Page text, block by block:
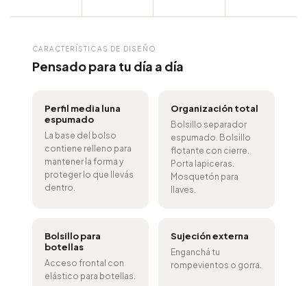
CARACTERÍSTICAS DE DISEÑO
Pensado para tu día a día
Perfil media luna
espumado
La base del bolso
contiene relleno para
mantener la forma y
proteger lo que llevás
dentro.
Organización total
Bolsillo separador
espumado. Bolsillo
flotante con cierre.
Porta lapiceras.
Mosquetón para
llaves.
Bolsillo para
botellas
Acceso frontal con
elástico para botellas.
Sujeción externa
Enganchá tu
rompevientos o gorra.